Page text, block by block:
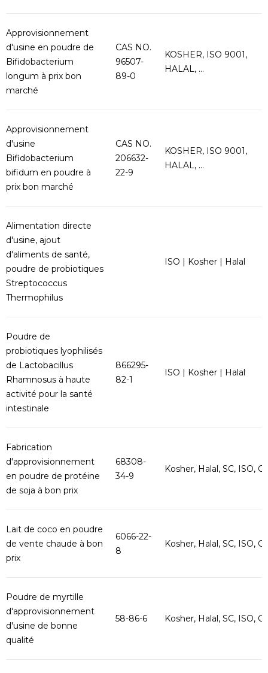
Approvisionnement
d'usine en poudre de
Bifidobacterium
longum à prix bon
marché
CAS NO.
96507-
89-0
KOSHER, ISO 9001,
HALAL, ...
Approvisionnement
d'usine
Bifidobacterium
bifidum en poudre à
prix bon marché
CAS NO.
206632-
22-9
KOSHER, ISO 9001,
HALAL, ...
Alimentation directe
d'usine, ajout
d'aliments de santé,
poudre de probiotiques
Streptococcus
Thermophilus
ISO | Kosher | Halal
Poudre de
probiotiques lyophilisés
de Lactobacillus
Rhamnosus à haute
activité pour la santé
intestinale
866295-
82-1
ISO | Kosher | Halal
Fabrication
d'approvisionnement
en poudre de protéine
de soja à bon prix
68308-
34-9
Kosher, Halal, SC, ISO,
Lait de coco en poudre
de vente chaude à bon
prix
6066-22-
8
Kosher, Halal, SC, ISO,
Poudre de myrtille
d'approvisionnement
d'usine de bonne
qualité
58-86-6 Kosher, Halal, SC, ISO,